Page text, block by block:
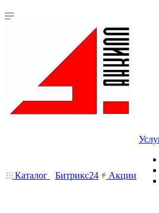
Каталог Битрикс24 Акции